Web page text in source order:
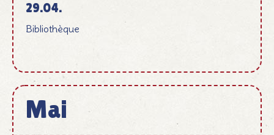
29.04.
Bibliothèque
Mai
Mai